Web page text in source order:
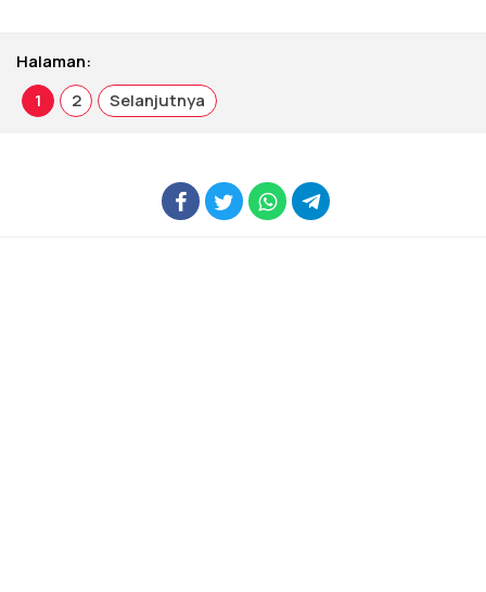
Halaman:
1
2 Selanjutnya